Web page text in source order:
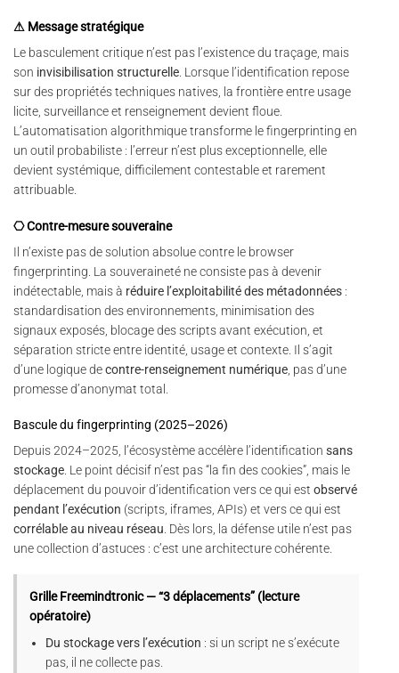
⚠ Message stratégique
Le basculement critique n’est pas l’existence du traçage, mais
son invisibilisation structurelle. Lorsque l’identification repose
sur des propriétés techniques natives, la frontière entre usage
licite, surveillance et renseignement devient floue.
L’automatisation algorithmique transforme le fingerprinting en
un outil probabiliste : l’erreur n’est plus exceptionnelle, elle
devient systémique, difficilement contestable et rarement
attribuable.
⎔ Contre-mesure souveraine
Il n’existe pas de solution absolue contre le browser
fingerprinting. La souveraineté ne consiste pas à devenir
indétectable, mais à réduire l’exploitabilité des métadonnées :
standardisation des environnements, minimisation des
signaux exposés, blocage des scripts avant exécution, et
séparation stricte entre identité, usage et contexte. Il s’agit
d’une logique decontre-renseignement numérique , pas d’une
promesse d’anonymat total.
Bascule du fingerprinting (2025–2026)
Depuis 2024–2025, l’écosystème accélère l’identification sans
stockage . Le point décisif n’est pas “la fin des cookies”, mais le
déplacement du pouvoir d’identification vers ce qui est observé
pendant l’exécution (scripts, iframes, APIs) et vers ce qui est
corrélable au niveau réseau . Dès lors, la défense utile n’est pas
une collection d’astuces : c’est une architecture cohérente.
Grille Freemindtronic — “3 déplacements” (lecture
opératoire)
Du stockage vers l’exécution : si un script ne s’exécute
pas, il ne collecte pas.